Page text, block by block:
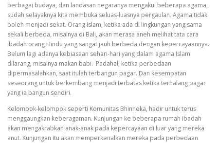
berbagai budaya, dan landasan negaranya mengakui beberapa agama,
sudah selayaknya kita membuka seluas-luasnya pergaulan. Agama tidak
boleh menjadi sekat. Orang Islam, ketika ada di lingkungan yang sama
sekali berbeda, misalnya di Bali, akan merasa aneh melihat tata cara
ibadah orang Hindu yang sangat jauh berbeda dengan kepercayaannya.
Belum lagi adanya kebiasaan sehari-hari yang dalam agama Islam
dilarang, misalnya makan babi. Padahal, ketika perbedaan
dipermasalahkan, saat itulah terbangun pagar. Dan kesempatan
seseorang untuk berkembang menjadi terbatas ketika terhalang pagar
yang ia bangun sendiri.
Kelompok-kelompok seperti Komunitas Bhinneka, hadir untuk terus
menggaungkan keberagaman. Kunjungan ke beberapa rumah ibadah
akan mengakrabkan anak-anak pada kepercayaan di luar yang mereka
anut. Kunjungan itu akan memperkenalkan mereka pada perbedaan